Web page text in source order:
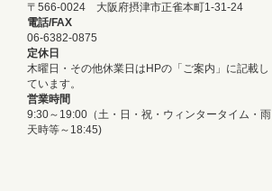
〒566-0024 大阪府摂津市正雀本町1-31-24
電話/FAX
06-6382-0875
定休日
木曜日・その他休業日はHPの「ご案内」に記載し
ています。
営業時間
9:30～19:00（土・日・祝・ウィンタータイム・雨
天時等～18:45)